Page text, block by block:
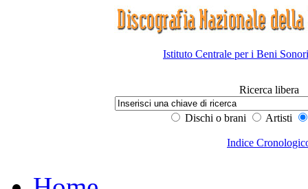
Istituto Centrale per i Beni
Ricerca libera
Dischi o brani Artisti
Indice